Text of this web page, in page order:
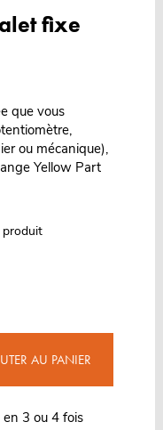
fixe
que vous
ou mécanique),
Yellow Part
produit
AU PANIER
3 ou 4 fois